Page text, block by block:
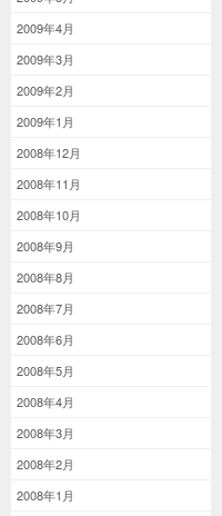
2009年4月
2009年3月
2009年2月
2009年1月
2008年12月
2008年11月
2008年10月
2008年9月
2008年8月
2008年7月
2008年6月
2008年5月
2008年4月
2008年3月
2008年2月
2008年1月